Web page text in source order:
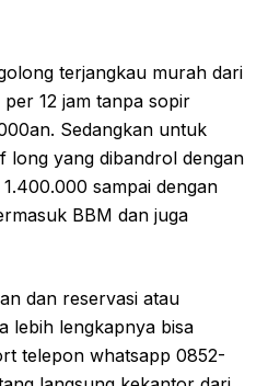
terjangkau murah dari
12 jam tanpa sopir
Sedangkan untuk
long yang dibandrol dengan
sampai dengan
BBM dan juga
dan reservasi atau
lebih lengkapnya bisa
telepon whatsapp 0852-